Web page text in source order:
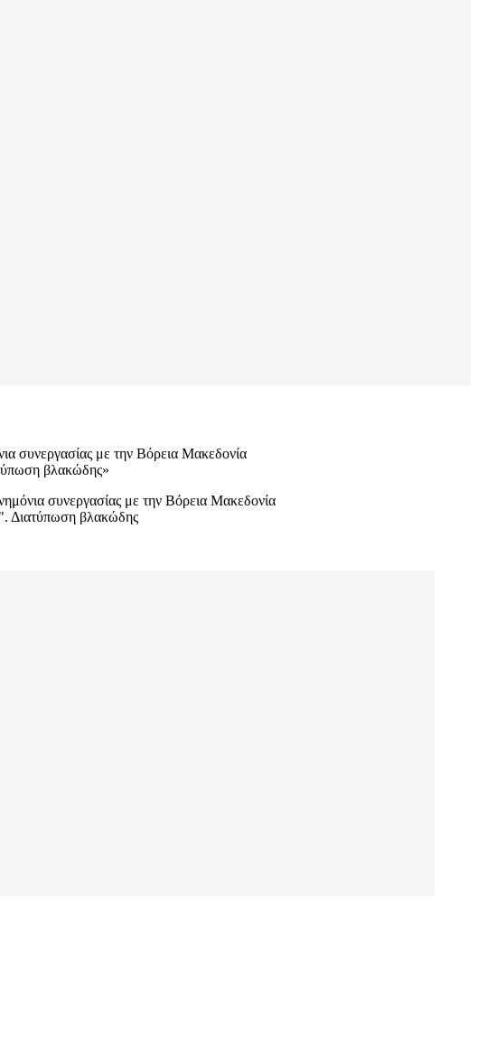
συνεργασίας με την Βόρεια Μακεδονία
βλακώδης»
συνεργασίας με την Βόρεια Μακεδονία
Διατύπωση βλακώδης